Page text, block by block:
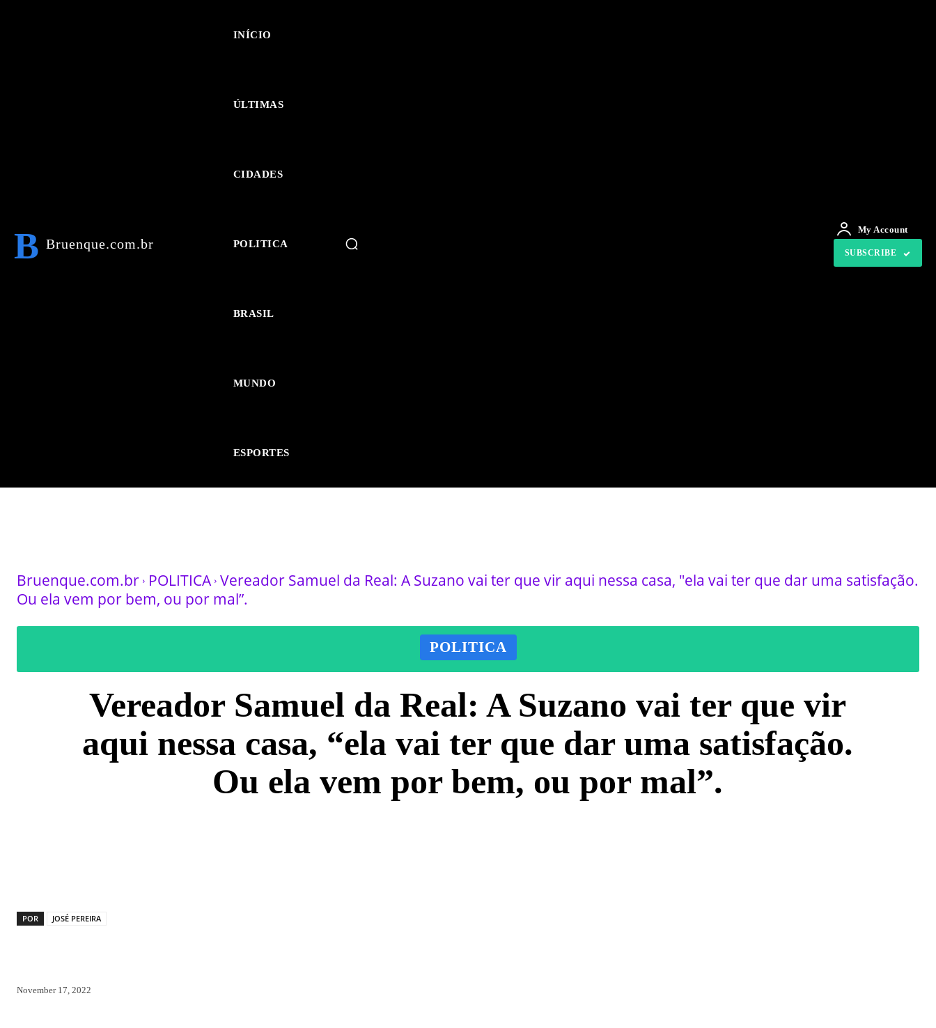
B Bruenque.com.br
INÍCIO
ÚLTIMAS
CIDADES
POLITICA
BRASIL
MUNDO
ESPORTES
My Account
SUBSCRIBE
Bruenque.com.br POLITICA Vereador Samuel da Real: A Suzano vai ter que vir aqui nessa casa, "ela vai ter que dar uma satisfação.
Ou ela vem por bem, ou por mal”.
POLITICA
Vereador Samuel da Real: A Suzano vai ter que vir
aqui nessa casa, “ela vai ter que dar uma satisfação.
Ou ela vem por bem, ou por mal”.
POR JOSÉ PEREIRA
November 17, 2022